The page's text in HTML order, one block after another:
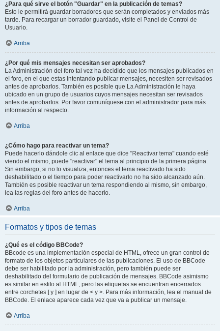
¿Para qué sirve el botón "Guardar" en la publicación de temas?
Esto le permitirá guardar borradores que serán completados y enviados más
tarde. Para recargar un borrador guardado, visite el Panel de Control de
Usuario.
Arriba
¿Por qué mis mensajes necesitan ser aprobados?
La Administración del foro tal vez ha decidido que los mensajes publicados en
el foro, en el que estas intentando publicar mensajes, necesiten ser revisados
antes de aprobarlos. También es posible que La Administración le haya
ubicado en un grupo de usuarios cuyos mensajes necesitan ser revisados
antes de aprobarlos. Por favor comuníquese con el administrador para más
información al respecto.
Arriba
¿Cómo hago para reactivar un tema?
Puede hacerlo dándole clic al enlace que dice "Reactivar tema" cuando esté
viendo el mismo, puede "reactivar" el tema al principio de la primera página.
Sin embargo, si no lo visualiza, entonces el tema reactivado ha sido
deshabilitado o el tiempo para poder reactivarlo no ha sido alcanzado aún.
También es posible reactivar un tema respondiendo al mismo, sin embargo,
lea las reglas del foro antes de hacerlo.
Arriba
Formatos y tipos de temas
¿Qué es el código BBCode?
BBcode es una implementación especial de HTML, ofrece un gran control de
formato de los objetos particulares de las publicaciones. El uso de BBCode
debe ser habilitado por la administración, pero también puede ser
deshabilitado del formulario de publicación de mensajes. BBCode asimismo
es similar en estilo al HTML, pero las etiquetas se encuentran encerrados
entre corchetes [ y ] en lugar de < y >. Para más información, lea el manual de
BBCode. El enlace aparece cada vez que va a publicar un mensaje.
Arriba